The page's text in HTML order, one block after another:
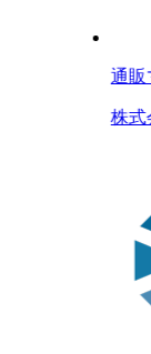
通販
株式